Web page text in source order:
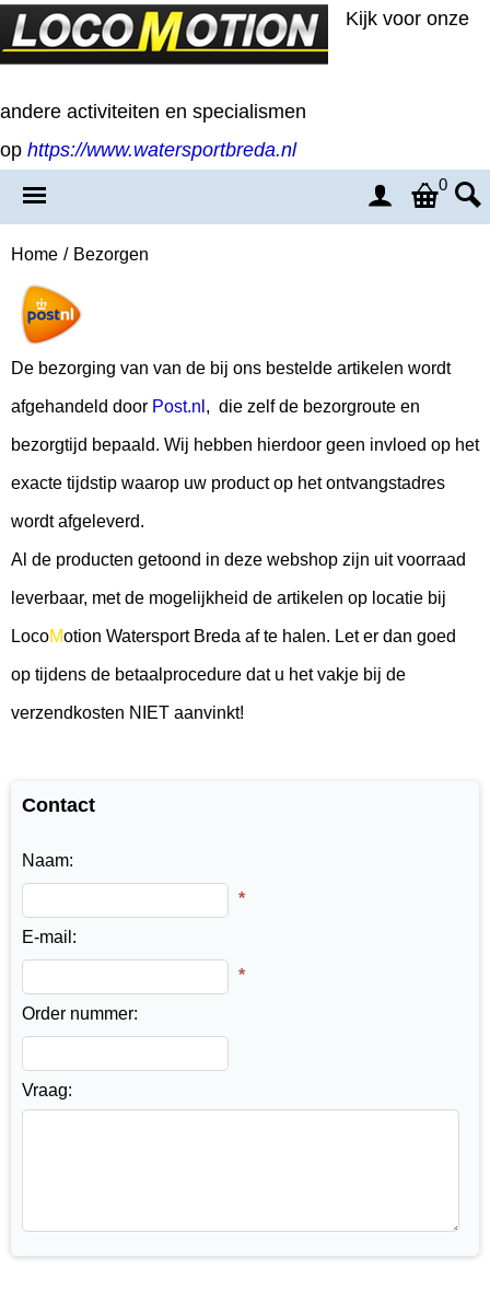
Kijk voor onze
andere activiteiten en specialismen
op https://www.watersportbreda.nl
0
Home / Bezorgen
De bezorging van van de bij ons bestelde artikelen wordt
afgehandeld door Post.n , die zelf de bezorgroute en
bezorgtijd bepaald. Wij hebben hierdoor geen invloed op het
exacte tijdstip waarop uw product op het ontvangstadres
wordt afgeleverd.
Al de producten getoond in deze webshop zijn uit voorraad
leverbaar, met de mogelijkheid de artikelen op locatie bij
LocoMotion Watersport Breda af te halen. Let er dan goed
op tijdens de betaalprocedure dat u het vakje bij de
verzendkosten NIET aanvinkt!
Contact
Naam:
*
E-mail:
*
Order nummer:
Vraag: